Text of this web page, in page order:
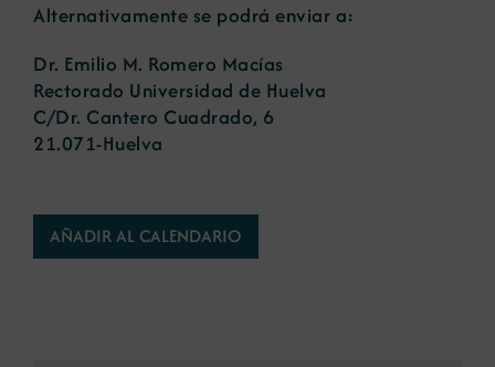
Alternativamente se podrá enviar a:
Dr. Emilio M. Romero Macías
Rectorado Universidad de Huelva
C/Dr. Cantero Cuadrado, 6
21.071-Huelva
AÑADIR AL CALENDARIO